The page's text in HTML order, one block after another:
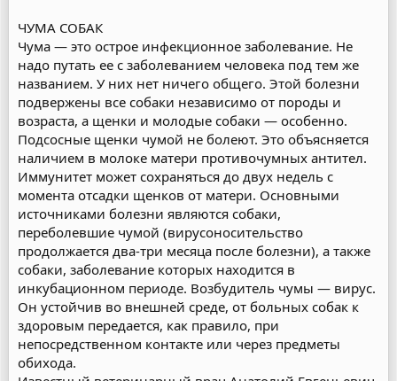
ЧУМА СОБАК
Чума — это острое инфекционное заболевание. Не
надо путать ее с заболеванием человека под тем же
названием. У них нет ничего общего. Этой болезни
подвержены все собаки независимо от породы и
возраста, а щенки и молодые собаки — особенно.
Подсосные щенки чумой не болеют. Это объясняется
наличием в молоке матери противочумных антител.
Иммунитет может сохраняться до двух недель с
момента отсадки щенков от матери. Основными
источниками болезни являются собаки,
переболевшие чумой (вирусоносительство
продолжается два-три месяца после болезни), а также
собаки, заболевание которых находится в
инкубационном периоде. Возбудитель чумы — вирус.
Он устойчив во внешней среде, от больных собак к
здоровым передается, как правило, при
непосредственном контакте или через предметы
обихода.